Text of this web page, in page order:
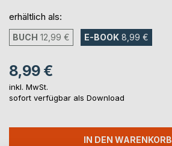
erhältlich als:
BUCH 12,99 € E-BOOK 8,99 €
8,99 €
inkl. MwSt.
sofort verfügbar als Download
IN DEN WARENKORB